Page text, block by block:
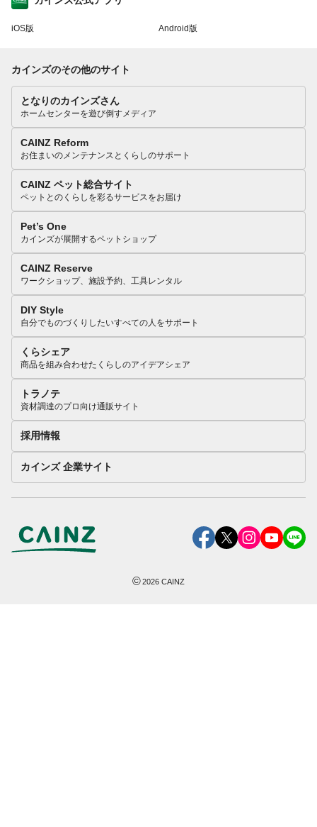
iOS版 Android版
カインズのその他のサイト
となりのカインズさん
ホームセンターを遊び倒すメディア
CAINZ Reform
お住まいのメンテナンスとくらしのサポート
CAINZ ペット総合サイト
ペットとのくらしを彩るサービスをお届け
Pet’s One
カインズが展開するペットショップ
CAINZ Reserve
ワークショップ、施設予約、工具レンタル
DIY Style
自分でものづくりしたいすべての人をサポート
くらシェア
商品を組み合わせたくらしのアイデアシェア
トラノテ
資材調達のプロ向け通販サイト
採用情報
カインズ 企業サイト
©2026 CAINZ